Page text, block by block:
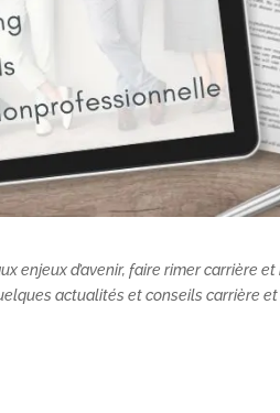
enjeux d’avenir, faire rimer carrière
actualités et conseils carrière